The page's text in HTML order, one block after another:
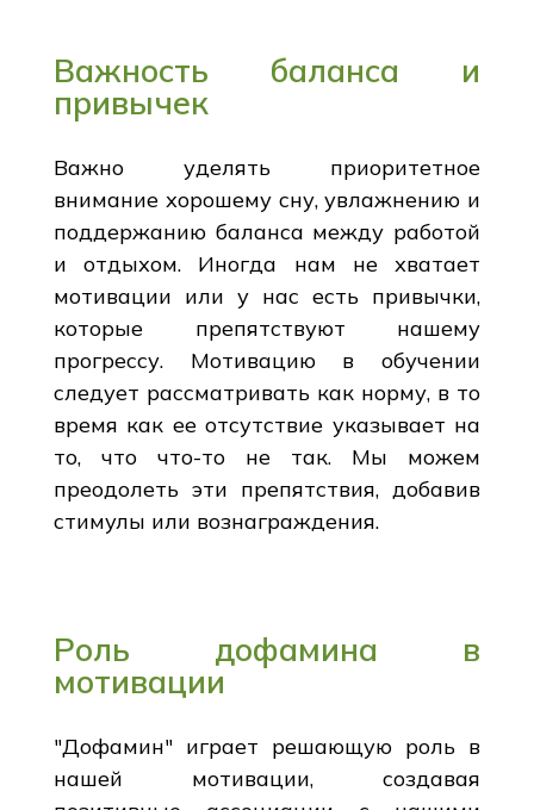
Важность баланса и
привычек
Важно уделять приоритетное
внимание хорошему сну, увлажнению и
поддержанию баланса между работой
и отдыхом. Иногда нам не хватает
мотивации или у нас есть привычки,
которые препятствуют нашему
прогрессу. Мотивацию в обучении
следует рассматривать как норму, в то
время как ее отсутствие указывает на
то, что что-то не так. Мы можем
преодолеть эти препятствия, добавив
стимулы или вознаграждения.
Роль дофамина в
мотивации
"Дофамин" играет решающую роль в
нашей мотивации, создавая